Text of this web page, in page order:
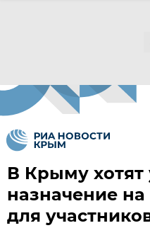
В Крыму хотят
назначение
для